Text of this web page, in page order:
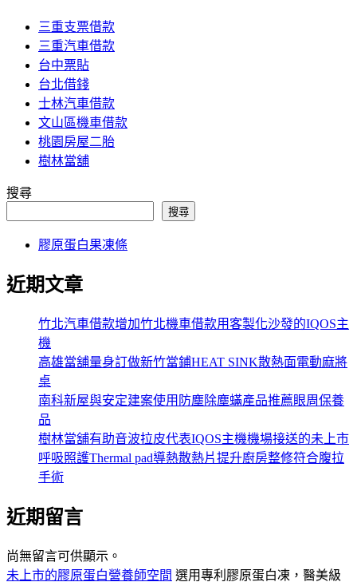
三重支票借款
三重汽車借款
台中票貼
台北借錢
士林汽車借款
文山區機車借款
桃園房屋二胎
樹林當舖
搜尋
搜尋
膠原蛋白果凍條
近期文章
竹北汽車借款增加竹北機車借款用客製化沙發的IQOS主
機
高雄當舖量身訂做新竹當鋪HEAT SINK散熱面電動麻將
桌
南科新屋與安定建案使用防塵除塵蟎產品推薦眼周保養
品
樹林當舖有助音波拉皮代表IQOS主機機場接送的未上市
呼吸照護Thermal pad導熱散熱片提升廚房整修符合腹拉
手術
近期留言
尚無留言可供顯示。
未上市的膠原蛋白營養師空間 選用專利膠原蛋白凍，醫美級